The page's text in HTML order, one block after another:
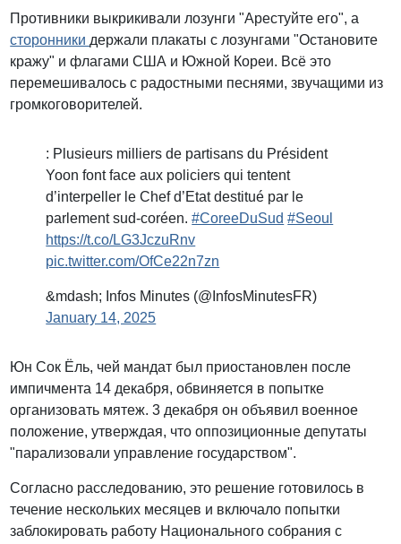
Противники выкрикивали лозунги "Арестуйте его", а
сторонники держали плакаты с лозунгами "Остановите
кражу" и флагами США и Южной Кореи. Всё это
перемешивалось с радостными песнями, звучащими из
громкоговорителей.
: Plusieurs milliers de partisans du Président
Yoon font face aux policiers qui tentent
d’interpeller le Chef d’Etat destitué par le
parlement sud-coréen.#CoreeDuSud #Seoul
https://t.co/LG3JczuRnv
pic.twitter.com/OfCe22n7zn
&mdash; Infos Minutes (@InfosMinutesFR)
January 14, 2025
Юн Сок Ёль, чей мандат был приостановлен после
импичмента 14 декабря, обвиняется в попытке
организовать мятеж. 3 декабря он объявил военное
положение, утверждая, что оппозиционные депутаты
"парализовали управление государством".
Согласно расследованию, это решение готовилось в
течение нескольких месяцев и включало попытки
заблокировать работу Национального собрания с